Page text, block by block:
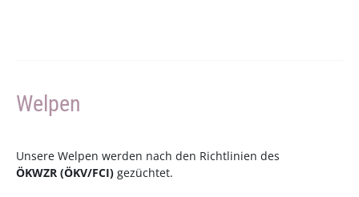
Welpen
Unsere Welpen werden nach den Richtlinien des
ÖKWZR (ÖKV/FCI) gezüchtet.